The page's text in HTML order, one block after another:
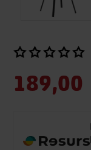
189,00